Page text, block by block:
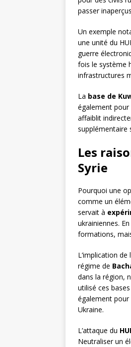
passer
Un exemple
une unité du
guerre
fois le système
infrastructures
La base de
également pour
affaiblit
supplémentaire
Les
Syrie
Pourquoi une
comme un
servait à
ukrainiennes.
formations,
L’implication
régime de
dans la région,
utilisé ces
également
Ukraine.
L’attaque du
Neutraliser un